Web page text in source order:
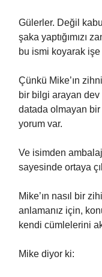
Gülerler. Değil
şaka yaptığımızı
bu ismi koyarak işe
Çünkü Mike’ın
bir bilgi arayan
datada olmayan bir
yorum var.
Ve isimden
sayesinde ortaya
Mike’ın nasıl bir
anlamanız için,
kendi cümlelerini
Mike diyor ki: